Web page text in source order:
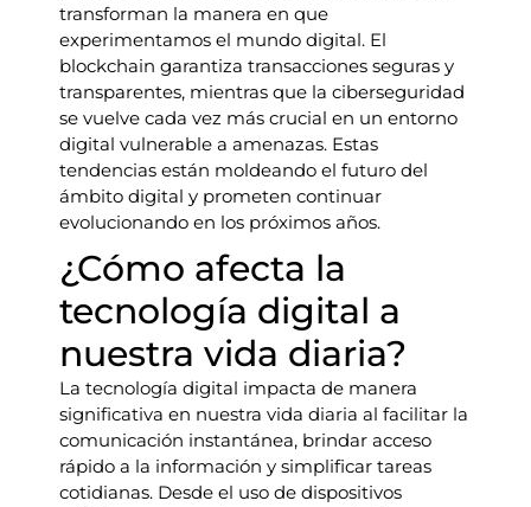
transforman la manera en que
experimentamos el mundo digital. El
blockchain garantiza transacciones seguras y
transparentes, mientras que la ciberseguridad
se vuelve cada vez más crucial en un entorno
digital vulnerable a amenazas. Estas
tendencias están moldeando el futuro del
ámbito digital y prometen continuar
evolucionando en los próximos años.
¿Cómo afecta la
tecnología digital a
nuestra vida diaria?
La tecnología digital impacta de manera
significativa en nuestra vida diaria al facilitar la
comunicación instantánea, brindar acceso
rápido a la información y simplificar tareas
cotidianas. Desde el uso de dispositivos